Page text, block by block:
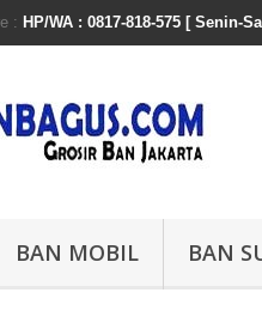
: HP/WA : 0817-818-575 [ Senin-
BAN MOBIL BAN